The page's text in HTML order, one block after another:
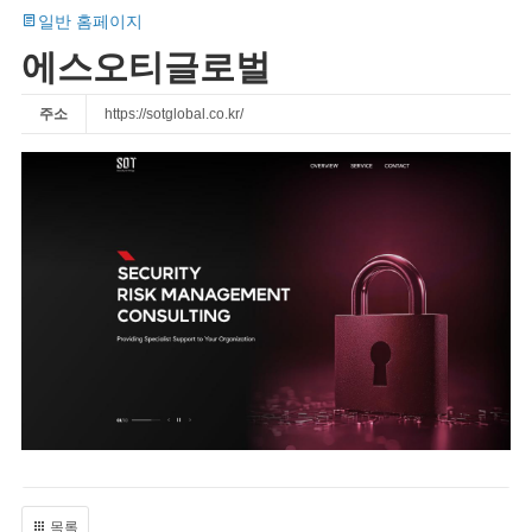
일반 홈페이지
에스오티글로벌
주소 https://sotglobal.co.kr/
목록